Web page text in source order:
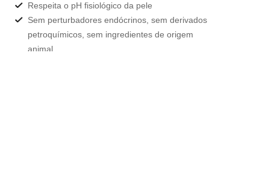
Respeita o pH fisiológico da pele
Sem perturbadores endócrinos, sem derivados
petroquímicos, sem ingredientes de origem
animal